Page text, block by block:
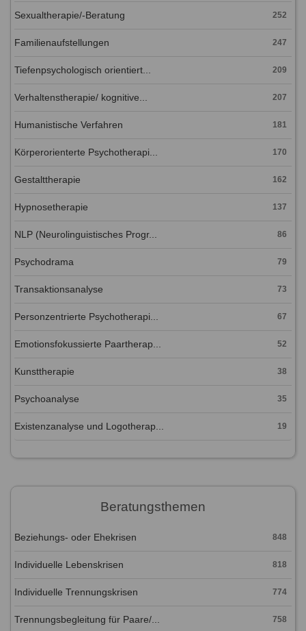
Sexualtherapie/-Beratung 252
Familienaufstellungen 247
Tiefenpsychologisch orientiert... 209
Verhaltenstherapie/ kognitive... 207
Humanistische Verfahren 181
Körperorienterte Psychotherapi... 170
Gestalttherapie 162
Hypnosetherapie 137
NLP (Neurolinguistisches Progr... 86
Psychodrama 79
Transaktionsanalyse 73
Personzentrierte Psychotherapi... 67
Emotionsfokussierte Paartherap... 52
Kunsttherapie 38
Psychoanalyse 35
Existenzanalyse und Logotherap... 19
Beratungsthemen
Beziehungs- oder Ehekrisen 848
Individuelle Lebenskrisen 818
Individuelle Trennungskrisen 774
Trennungsbegleitung für Paare/... 758